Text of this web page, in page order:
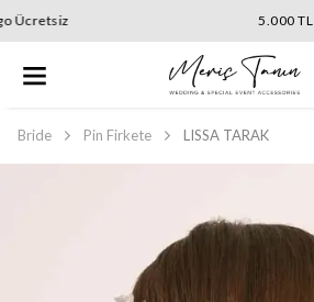
5.000 TL ve Üzeri Alışverişlerde
Bride Pin Firkete LISSA TARAK